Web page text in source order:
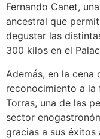
Fernando Canet,
ancestral que
degustar las
300 kilos en el
Además, en la cena
reconocimiento a
Torras, una de las
sector
gracias a sus